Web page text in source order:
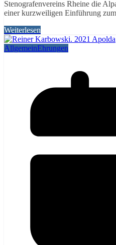
Stenografenvereins Rheine die
einer kurzweiligen Einführung zum
Weiterlesen
AllgemeinEhrungen